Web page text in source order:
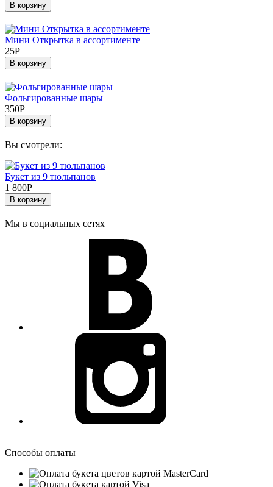
В корзину
Мини Открытка в ассортименте
25Р
В корзину
Фольгированные шары
350Р
В корзину
Вы смотрели:
Букет из 9 тюльпанов
1 800Р
В корзину
Мы в социальных сетях
Способы оплаты